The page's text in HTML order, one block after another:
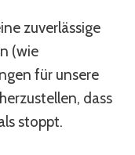
zuverlässige
(wie
für unsere
dass
stoppt.